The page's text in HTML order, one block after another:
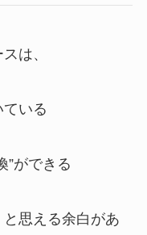
は、
ている
”ができる
と思える余白があ